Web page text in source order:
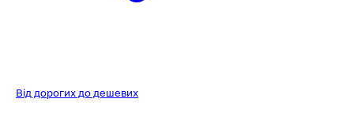
Від дорогих до дешевих